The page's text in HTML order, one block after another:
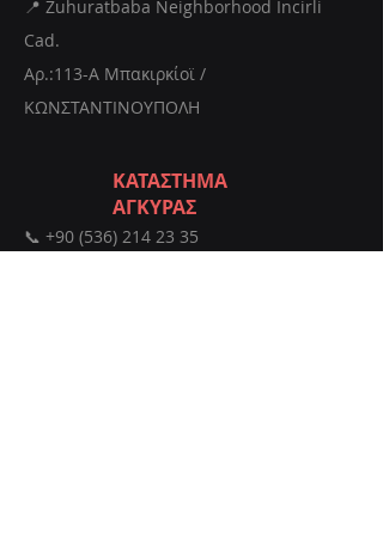
📍 Zuhuratbaba Neighborhood Incirli
Cad.
Αρ.:113-Α Μπακιρκίοϊ /
ΚΩΝΣΤΑΝΤΙΝΟΥΠΟΛΗ
ΚΑΤΑΣΤΗΜΑ
ΑΓΚΥΡΑΣ
📞 +90 (536) 214 23 35